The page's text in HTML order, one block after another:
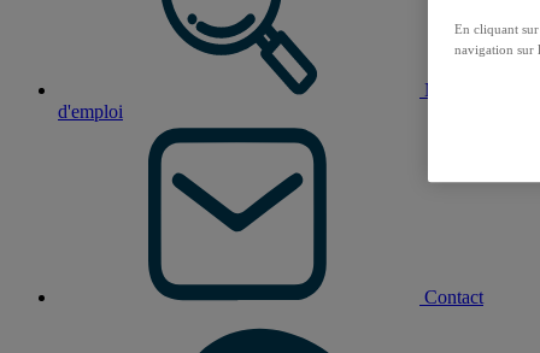
Nos offres
d'emploi
Contact
En cliquant
navigation sur